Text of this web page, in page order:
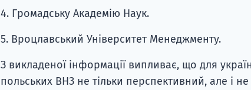
4. Громадську Академію Наук.
5. Вроцлавський Університет Менеджменту.
З викладеної інформації випливає, що для
польських ВНЗ не тільки перспективний, але і